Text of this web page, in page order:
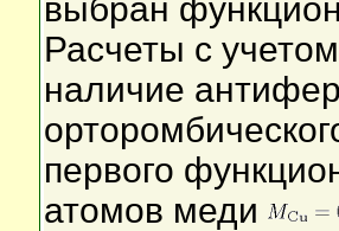
выбран
Расчеты с
наличие
первого
атомов меди